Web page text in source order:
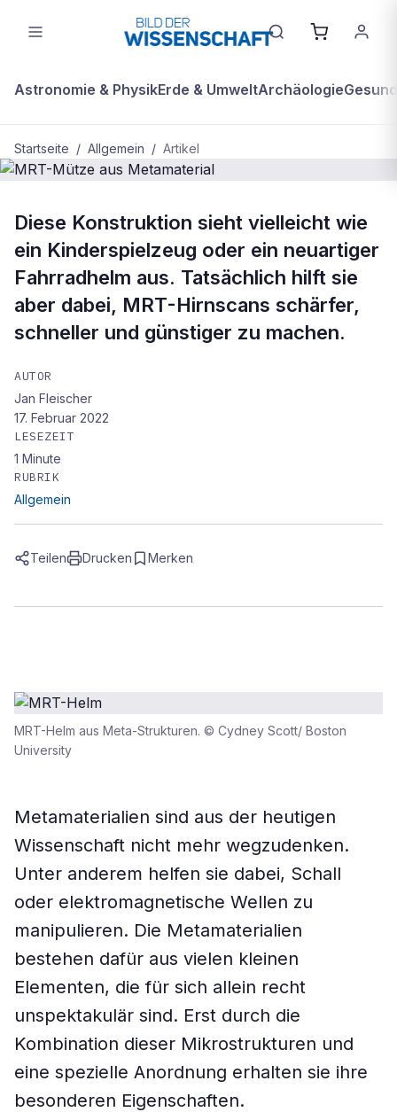
Astronomie & PhysikErde & UmweltArchäologie
Startseite / Allgemein / Artikel
MRT-Mütze aus Metamaterial
Diese Konstruktion sieht vielleicht wie
ein Kinderspielzeug oder ein neuartiger
Fahrradhelm aus. Tatsächlich hilft sie
aber dabei, MRT-Hirnscans schärfer,
schneller und günstiger zu machen.
AUTOR
Jan Fleischer
17. Februar 2022
LESEZEIT
1 Minute
RUBRIK
Allgemein
Teilen Drucken Merken
MRT-Helm aus Meta-Strukturen. © Cydney Scott/ Boston
University
Metamaterialien sind aus der heutigen
Wissenschaft nicht mehr wegzudenken.
Unter anderem helfen sie dabei, Schall
oder elektromagnetische Wellen zu
manipulieren. Die Metamaterialien
bestehen dafür aus vielen kleinen
Elementen, die für sich allein recht
unspektakulär sind. Erst durch die
Kombination dieser Mikrostrukturen und
eine spezielle Anordnung erhalten sie ihre
besonderen Eigenschaften.